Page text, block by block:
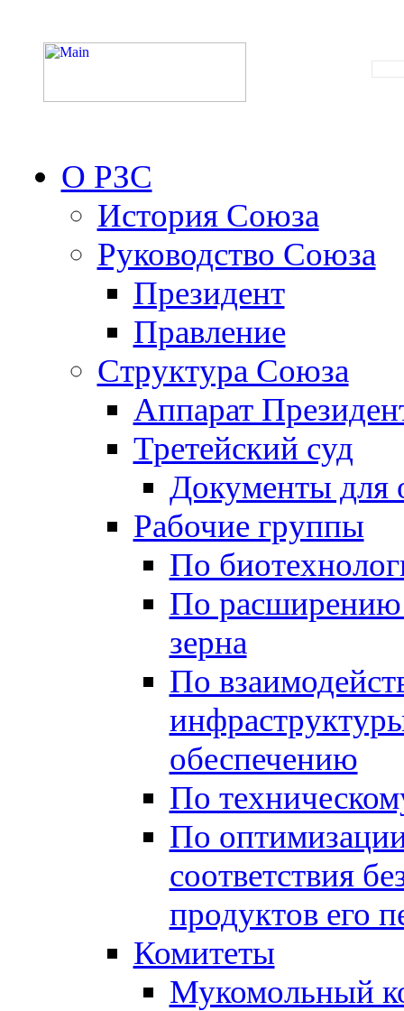
О РЗС
История Союза
Руководство Союза
Президент
Правление
Структура Союза
Аппарат
Третейский суд
Документы для
Рабочие группы
По
По расширению
зерна
По
обеспечению
По
По
соответствия
продуктов его
Комитеты
Мукомольный